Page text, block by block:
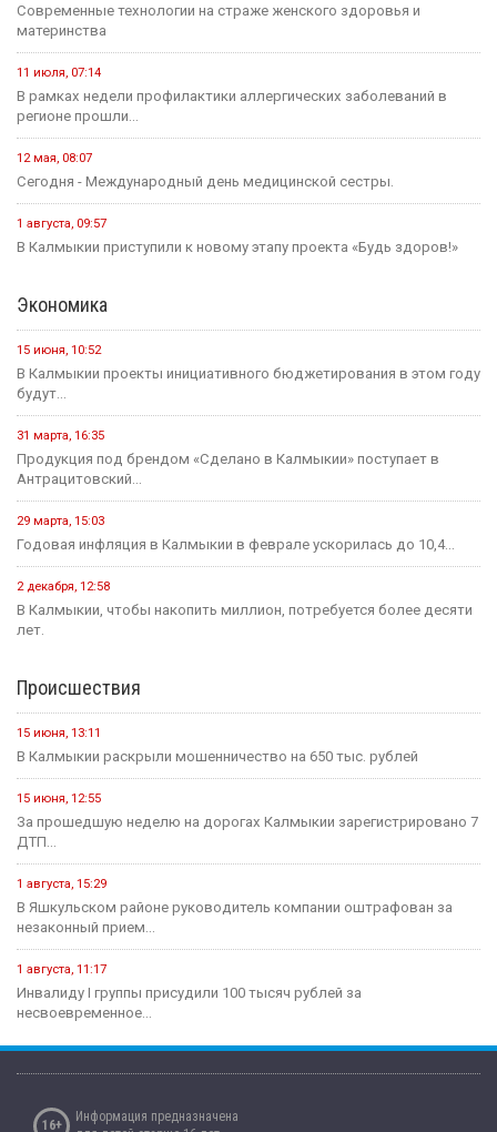
Современные технологии на страже женского здоровья и
материнства
11 июля, 07:14
В рамках недели профилактики аллергических заболеваний в
регионе прошли...
12 мая, 08:07
Сегодня - Международный день медицинской сестры.
1 августа, 09:57
В Калмыкии приступили к новому этапу проекта «Будь здоров!»
Экономика
15 июня, 10:52
В Калмыкии проекты инициативного бюджетирования в этом году
будут...
31 марта, 16:35
Продукция под брендом «Сделано в Калмыкии» поступает в
Антрацитовский...
29 марта, 15:03
Годовая инфляция в Калмыкии в феврале ускорилась до 10,4...
2 декабря, 12:58
В Калмыкии, чтобы накопить миллион, потребуется более десяти
лет.
Происшествия
15 июня, 13:11
В Калмыкии раскрыли мошенничество на 650 тыс. рублей
15 июня, 12:55
За прошедшую неделю на дорогах Калмыкии зарегистрировано 7
ДТП...
1 августа, 15:29
В Яшкульском районе руководитель компании оштрафован за
незаконный прием...
1 августа, 11:17
Инвалиду I группы присудили 100 тысяч рублей за
несвоевременное...
16+
Информация предназначена